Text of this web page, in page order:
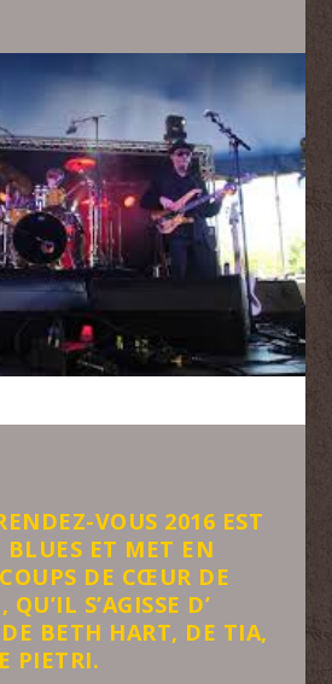
VOUS 2016 EST
BLUES ET MET EN
DE CŒUR DE
S’AGISSE D’
BETH HART, DE TIA,
PIETRI.